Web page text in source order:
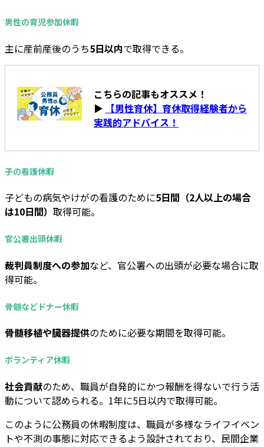
男性の育児参加休暇
主に産前産後のうち5日以内で取得できる。
こちらの記事もオススメ！
▶
【男性育休】育休取得経験者から
実践的アドバイス！
子の看護休暇
子どもの病気やけがの看護のために5日間（2人以上の場合
は10日間） 取得可能。
官公署出頭休暇
裁判員制度への参加など、官公署への出頭が必要な場合に取
得可能。
骨髄などドナー休暇
骨髄移植や臓器提供のために必要な期間を取得可能。
ボランティア休暇
社会貢献のため、職員が自発的にかつ報酬を得ないで行う活
動について認められる。1年に5日以内で取得可能。
このように公務員の休暇制度は、職員が多様なライフイベン
トや不測の事態に対応できるよう設計されており、民間企業